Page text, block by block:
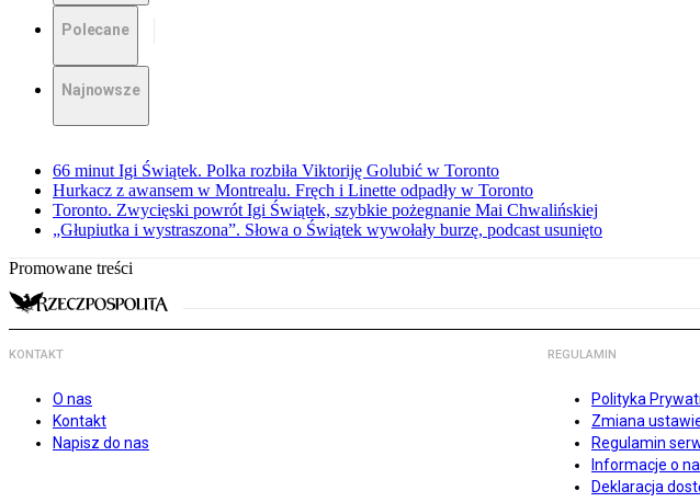
Polecane
Najnowsze
66 minut Igi Świątek. Polka rozbiła Viktoriję Golubić w Toronto
Hurkacz z awansem w Montrealu. Fręch i Linette odpadły w Toronto
Toronto. Zwycięski powrót Igi Świątek, szybkie pożegnanie Mai Chwalińskiej
„Głupiutka i wystraszona”. Słowa o Świątek wywołały burzę, podcast usunięto
Promowane treści
KONTAKT
O nas
Kontakt
Napisz do nas
REGULAMIN
Polityka
Zmiana
Regulamin
Informacje o
Deklaracja